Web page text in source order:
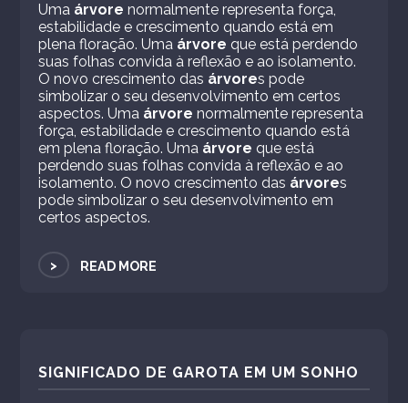
Uma árvore normalmente representa força,
estabilidade e crescimento quando está em
plena floração. Uma árvore que está perdendo
suas folhas convida à reflexão e ao isolamento.
O novo crescimento das árvores pode
simbolizar o seu desenvolvimento em certos
aspectos. Uma árvore normalmente representa
força, estabilidade e crescimento quando está
em plena floração. Uma árvore que está
perdendo suas folhas convida à reflexão e ao
isolamento. O novo crescimento das árvores
pode simbolizar o seu desenvolvimento em
certos aspectos.
> READ MORE
SIGNIFICADO DE GAROTA EM UM SONHO